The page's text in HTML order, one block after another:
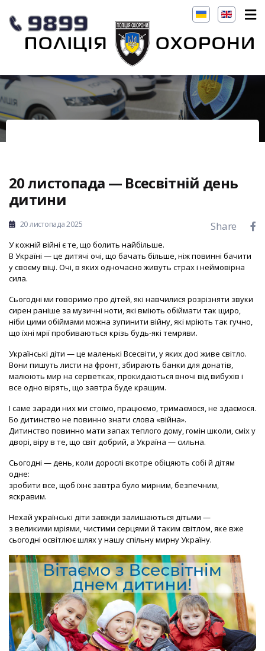
20 листопада — Всесвітній день
дитини
20 листопада 2025 Share
У кожній війні є те, що болить найбільше.
В Україні — це дитячі очі, що бачать більше, ніж повинні бачити
у своєму віці. Очі, в яких одночасно живуть страх і неймовірна
сила.
Сьогодні ми говоримо про дітей, які навчилися розрізняти звуки
сирен раніше за музичні ноти, які вміють обіймати так щиро,
ніби цими обіймами можна зупинити війну, які мріють так гучно,
що їхні мрії пробиваються крізь будь-які темряви.
Українські діти — це маленькі Всесвіти, у яких досі живе світло.
Вони пишуть листи на фронт, збирають банки для донатів,
малюють мир на серветках, прокидаються вночі від вибухів і
все одно вірять, що завтра буде кращим.
І саме заради них ми стоїмо, працюємо, тримаємося, не здаємося.
Бо дитинство не повинно знати слова «війна».
Дитинство повинно мати запах теплого дому, гомін школи, сміх у
дворі, віру в те, що світ добрий, а Україна — сильна.
Сьогодні — день, коли дорослі вкотре обіцяють собі й дітям
одне:
зробити все, щоб їхнє завтра було мирним, безпечним,
яскравим.
Нехай українські діти завжди залишаються дітьми —
з великими мріями, чистими серцями й таким світлом, яке вже
сьогодні освітлює шлях у нашу спільну мирну Україну.